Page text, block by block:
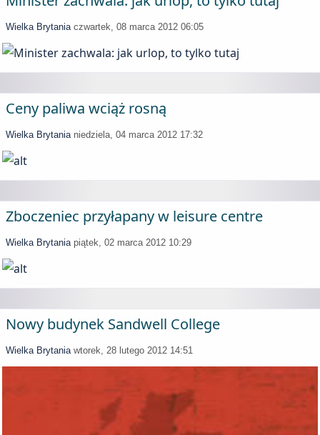
Wielka Brytania czwartek, 08 marca 2012 06:05
Ceny paliwa wciąż rosną
Wielka Brytania niedziela, 04 marca 2012 17:32
Zboczeniec przyłapany w leisure centre
Wielka Brytania piątek, 02 marca 2012 10:29
Nowy budynek Sandwell College
Wielka Brytania wtorek, 28 lutego 2012 14:51